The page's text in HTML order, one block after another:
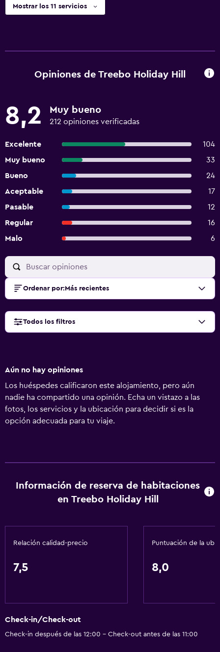
confirmación de reservación. El personal de recepción
ascensor
Mostrar los 11 servicios
Opiniones de Treebo Holiday Hill
8,2 Muy bueno
212 opiniones verificadas
Excelente
104
Muy bueno
33
Bueno
24
Aceptable
17
Pasable
12
Regular
16
Malo
6
Ordenar por: Más recientes
Todos los filtros
Aún no hay opiniones
Los huéspedes calificaron este alojamiento, pero aún
nadie ha compartido una opinión. Echa un vistazo a las
fotos, los servicios y la ubicación para decidir si es la
opción adecuada para tu viaje.
Información de reserva de habitaciones
en Treebo Holiday Hill
Relación calidad-precio
7,5
Puntuación de la
8,0
Check-in/Check-out
Check-in después de las 12:00 - Check-out antes de las 11:00